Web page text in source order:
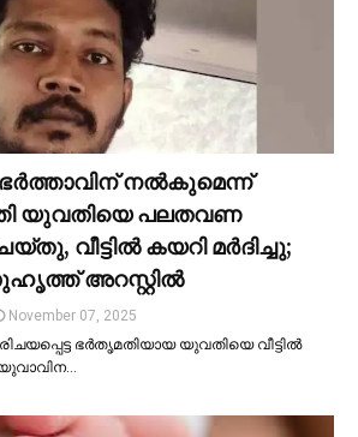
നല്‍കുമെന്ന്
യുവതിയെ പലതവണ
വീട്ടില്‍ കയറി മര്‍ദിച്ചു;
അറസ്റ്റില്‍
November 07, 2025
ഭർതൃമതിയായ യുവതിയെ വീട്ടില്‍
യുവാവിന…